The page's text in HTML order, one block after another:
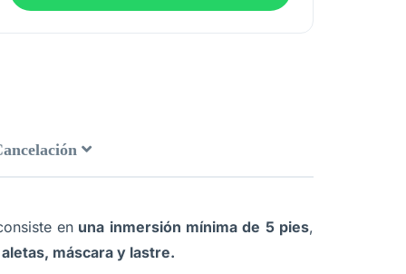
en una inmersión mínima de 5 pies,
máscara y lastre.